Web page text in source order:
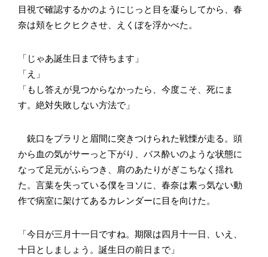
目視で確認するかのようにじっと目を凝らしてから、春
奈は頬をヒクヒクさせ、えくぼを浮かべた。
「じゃあ誕生日まで待ちます」
「え」
「もし答えが見つからなかったら、今度こそ、死にま
す。絶対失敗しない方法で」
銃口をブラリと眉間に突きつけられた戦慄が走る。頭
から血の気がサーっと下がり、バス酔いのような状態に
なって足元がふらつき、肩のあたりがぎこちなく揺れ
た。言葉を失っている僕をヨソに、春奈は素っ気ない動
作で病室に架けてあるカレンダーに目を向けた。
「今日が三月十一日ですね。期限は四月十一日、いえ、
十日としましょう。誕生日の前日まで」